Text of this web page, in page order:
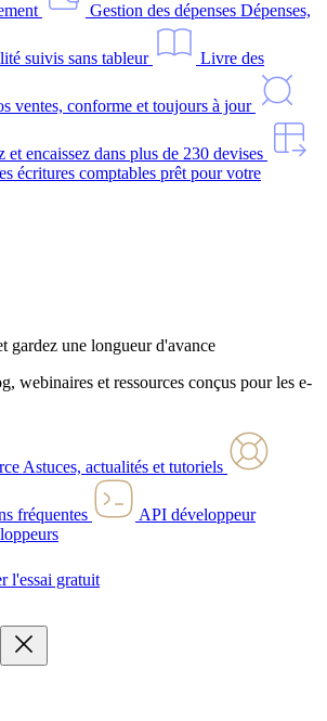
Gestion des dépenses Dépenses,
suivis sans tableur Livre des
ventes, conforme et toujours à jour
et encaissez dans plus de 230 devises
écritures comptables prêt pour votre
gardez une longueur d'avance
webinaires et ressources conçus pour les e-
Astuces, actualités et tutoriels
fréquentes
API développeur
l'essai gratuit